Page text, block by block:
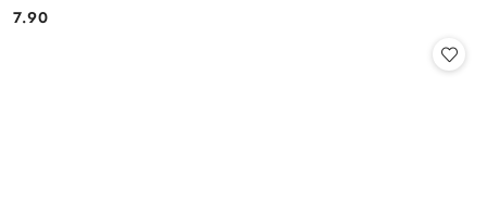
Cena:
7.90